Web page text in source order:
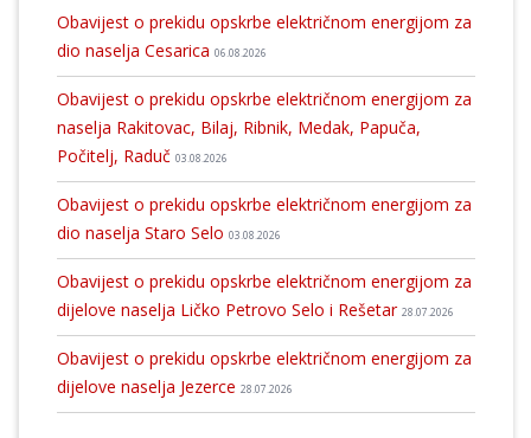
Obavijest o prekidu opskrbe električnom energijom za
dio naselja Cesarica 06.08.2026
Obavijest o prekidu opskrbe električnom energijom za
naselja Rakitovac, Bilaj, Ribnik, Medak, Papuča,
Počitelj, Raduč 03.08.2026
Obavijest o prekidu opskrbe električnom energijom za
dio naselja Staro Selo 03.08.2026
Obavijest o prekidu opskrbe električnom energijom za
dijelove naselja Ličko Petrovo Selo i Rešetar 28.07.2026
Obavijest o prekidu opskrbe električnom energijom za
dijelove naselja Jezerce 28.07.2026